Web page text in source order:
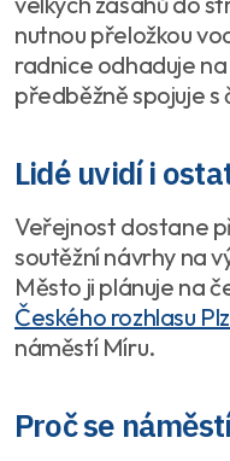
nutnou přeložkou
radnice odhaduje
předběžně spojuje s
Lidé uvidí i
Veřejnost dostane
soutěžní návrhy na
Město ji plánuje na
Českého rozhlasu
náměstí Míru.
Proč se